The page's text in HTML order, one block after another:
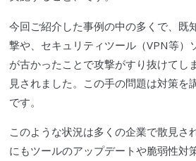
今回ご紹介した事例の中の多くで、既
撃や、セキュリティツール（VPN等）
が古かったことで攻撃がすり抜けてし
見されました。この手の問題は対策を
です。
このような状況は多くの企業で散見さ
にもツールのアップデートや脆弱性対